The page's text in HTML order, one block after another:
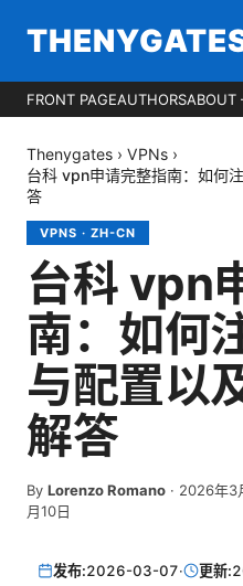
FRONT PAGEAUTHORSABOUT
Thenygates › VPNs ›
台科 vpn申请完整指南：如何
答
VPNS · ZH-CN
台科 vpn
南：如何
与配置以
解答
By Lorenzo Romano · 2026年3
月10日
发布:2026-03-07· 更新: